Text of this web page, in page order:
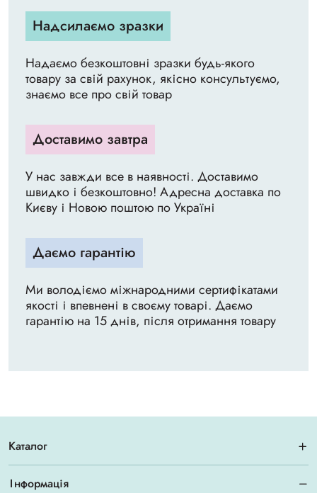
Надсилаємо зразки
Надаємо безкоштовні зразки будь-якого
товару за свій рахунок, якісно консультуємо,
знаємо все про свій товар
Доставимо завтра
У нас завжди все в наявності. Доставимо
швидко і безкоштовно! Адресна доставка по
Києву і Новою поштою по Україні
Даємо гарантію
Ми володіємо міжнародними сертифікатами
якості і впевнені в своєму товарі. Даємо
гарантію на 15 днів, після отримання товару
Каталог
Інформація